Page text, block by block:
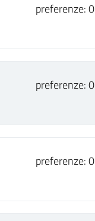
preferenze: 0
preferenze: 0
preferenze: 0